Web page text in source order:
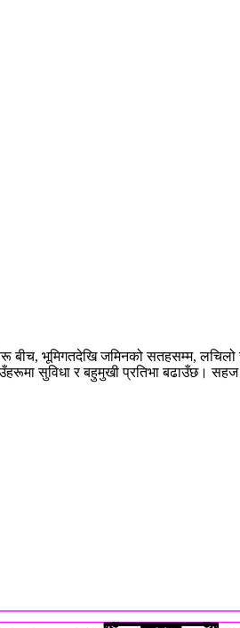
भूमिगतदेखि जमिनको सतहसम्म,
सुविधा र बहुमुखी प्रतिभा बढाउँछ।